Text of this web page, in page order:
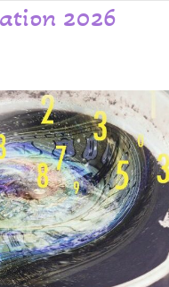
2026